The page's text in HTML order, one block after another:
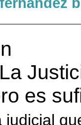
La
es
judicial